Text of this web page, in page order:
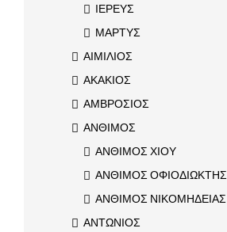
ΙΕΡΕΥΣ
ΜΑΡΤΥΣ
ΑΙΜΙΛΙΟΣ
ΑΚΑΚΙΟΣ
ΑΜΒΡΟΣΙΟΣ
ΑΝΘΙΜΟΣ
ΑΝΘΙΜΟΣ ΧΙΟΥ
ΑΝΘΙΜΟΣ ΟΦΙΟΔΙΩΚΤΗΣ
ΑΝΘΙΜΟΣ ΝΙΚΟΜΗΔΕΙΑΣ
ΑΝΤΩΝΙΟΣ